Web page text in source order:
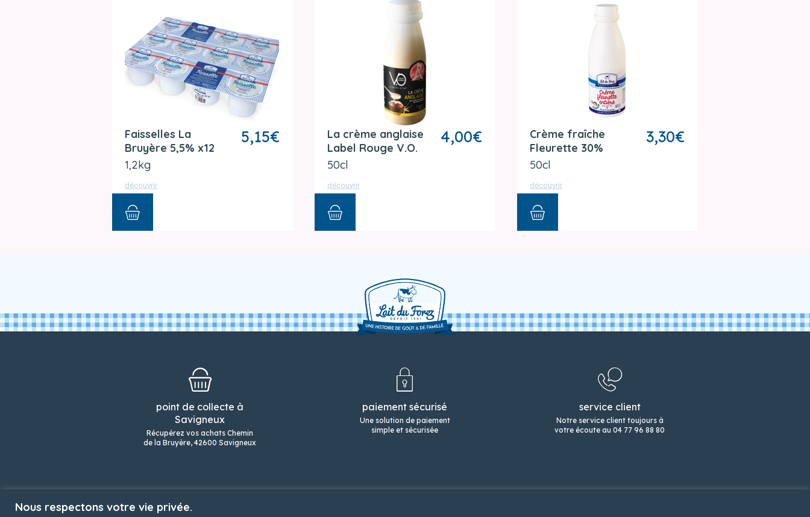
Nous respectons votre vie privée.
5,15€
Faisselles La
Bruyère 5,5% x12
1,2kg
découvrir
4,00€
La crème anglaise
Label Rouge V.O.
50cl
découvrir
3,30€
Crème fraîche
Fleurette 30%
50cl
découvrir
point de collecte à
Savigneux
Récupérez vos achats Chemin
de la Bruyère, 42600 Savigneux
paiement sécurisé
Une solution de paiement
simple et sécurisée
service client
Notre service client toujours à
votre écoute au 04 77 96 88 80